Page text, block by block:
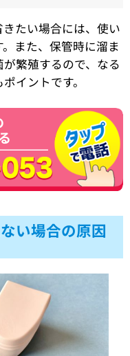
たい場合には、使い
また、保管時に溜ま
繁殖するので、なる
イントです。
い場合の原因